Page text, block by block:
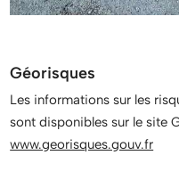
Géorisques
Les informations sur les
sont disponibles sur le site
www.georisques.gouv.fr